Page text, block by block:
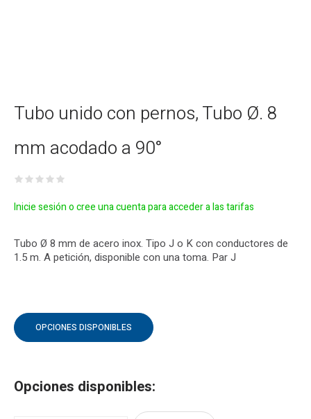
Tubo unido con pernos, Tubo Ø. 8
mm acodado a 90°
Inicie sesión o cree una cuenta para acceder a las tarifas
Tubo Ø 8 mm de acero inox. Tipo J o K con conductores de
1.5 m. A petición, disponible con una toma. Par J
OPCIONES DISPONIBLES
Opciones disponibles: